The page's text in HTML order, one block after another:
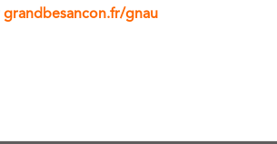
grandbesancon.fr/gnau